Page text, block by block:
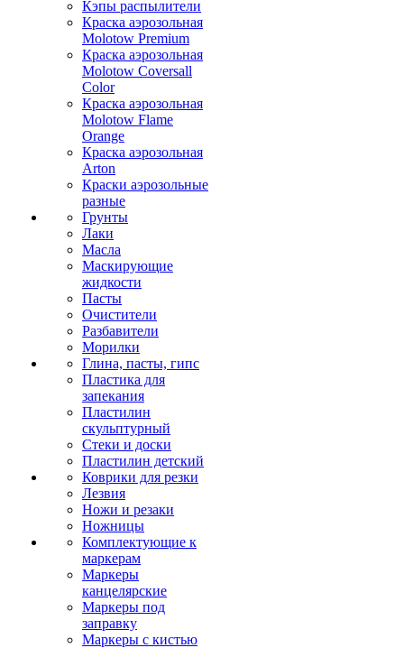
Кэпы распылители
Краска аэрозольная
Molotow Premium
Краска аэрозольная
Molotow Coversall
Color
Краска аэрозольная
Molotow Flame
Orange
Краска аэрозольная
Arton
Краски аэрозольные
разные
Грунты
Лаки
Масла
Маскирующие
жидкости
Пасты
Очистители
Разбавители
Морилки
Глина, пасты, гипс
Пластика для
запекания
Пластилин
скульптурный
Стеки и доски
Пластилин детский
Коврики для резки
Лезвия
Ножи и резаки
Ножницы
Комплектующие к
маркерам
Маркеры
канцелярские
Маркеры под
заправку
Маркеры с кистью